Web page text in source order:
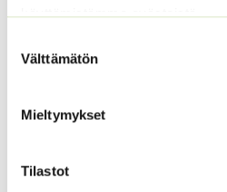
käyttämistämme evästeistä
valinta
Välttämätön
Mieltymykset
Tilastot
Kaliforniantuliunikko
5,50€